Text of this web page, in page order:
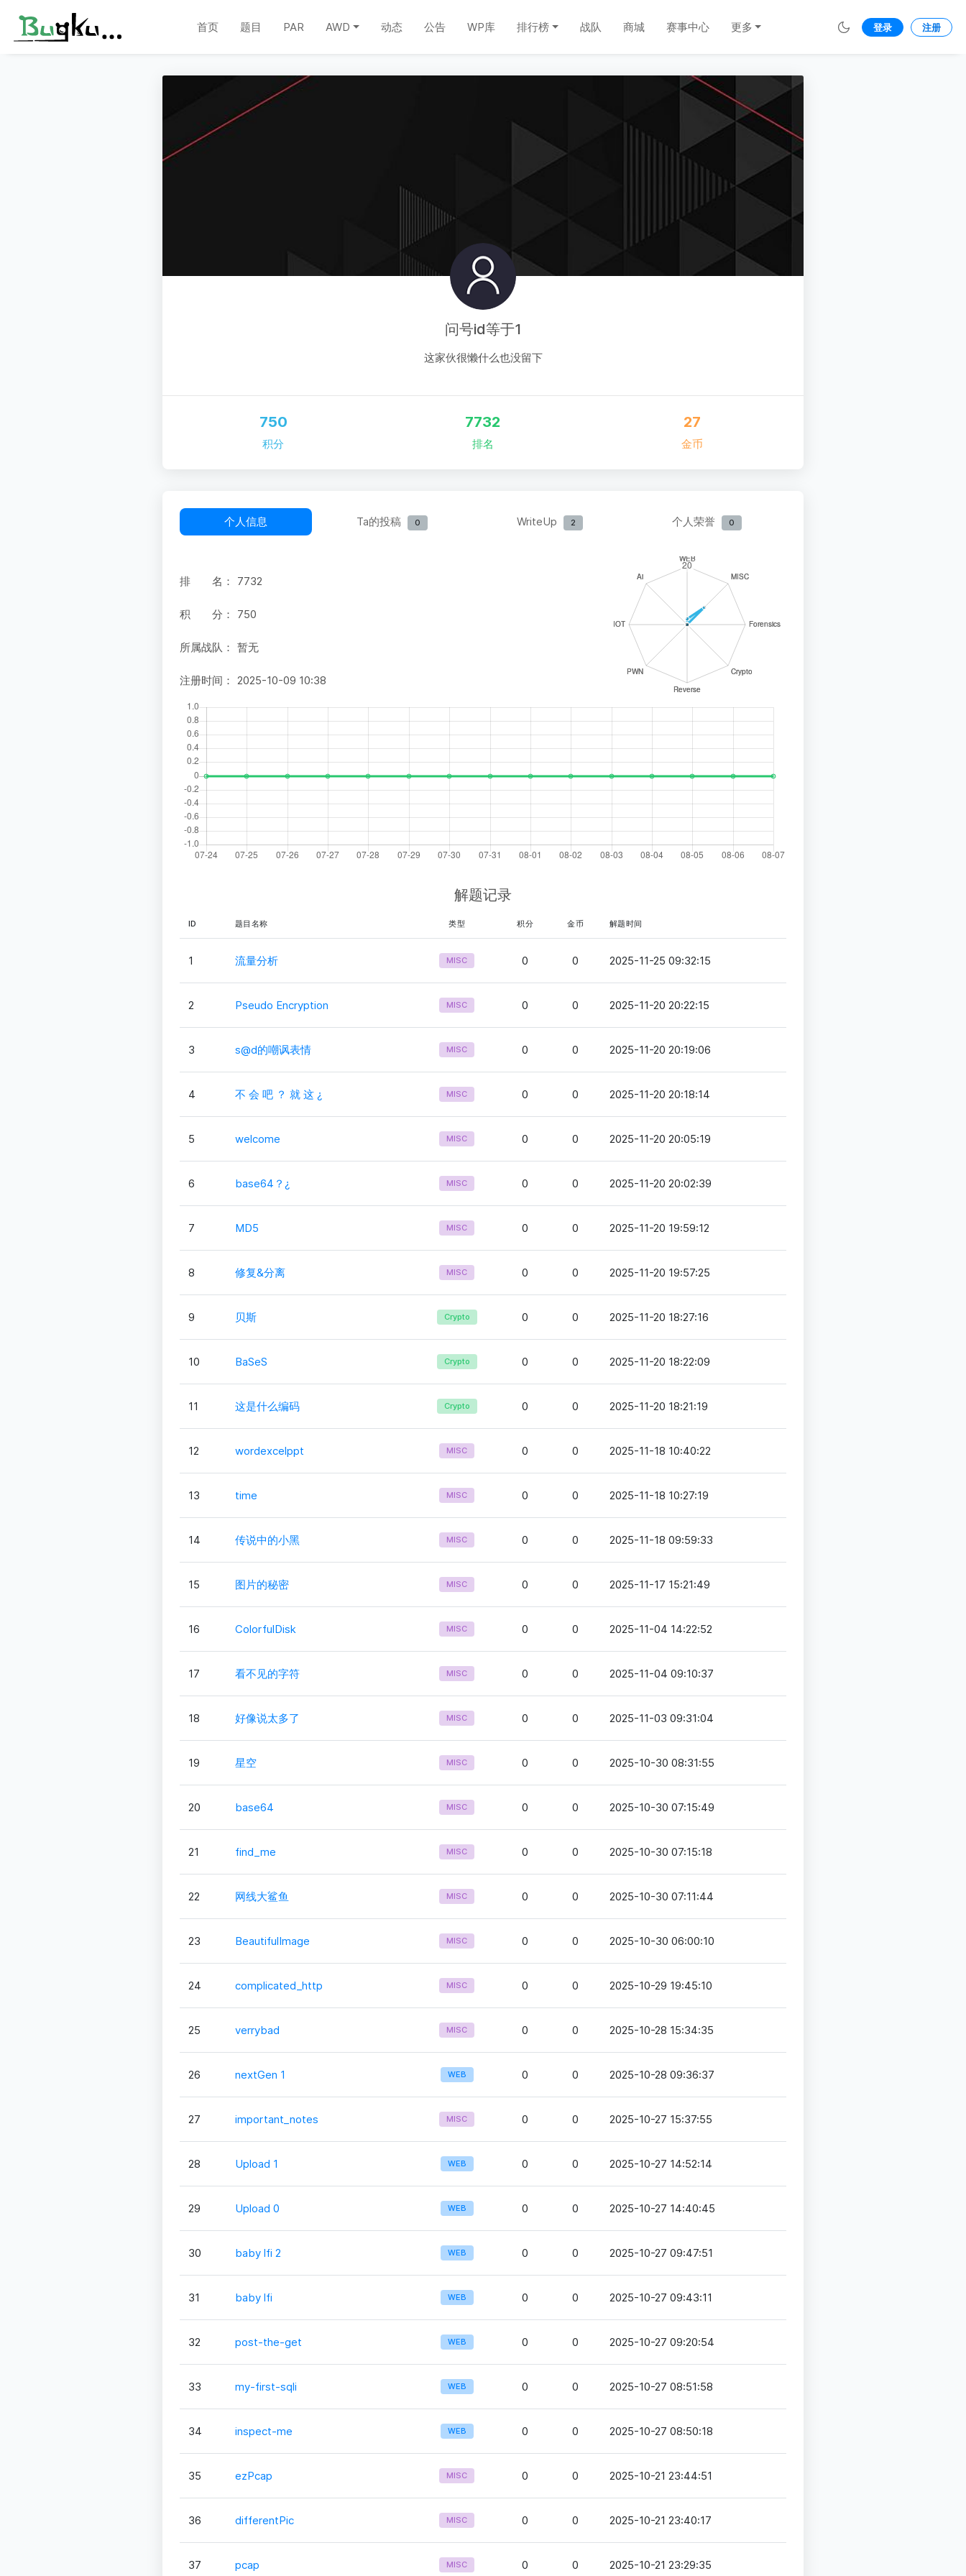
首页 题目 PAR AWD 动态 公告 WP库 排行榜 战队 商城 赛事中心 更多 登录 注册
问号id等于1
这家伙很懒什么也没留下
750
积分
7732
排名
27
金币
个人信息 Ta的投稿 0 WriteUp 2 个人荣誉 0
排 名： 7732
积 分： 750
所属战队： 暂无
注册时间： 2025-10-09 10:38
解题记录
ID 题目名称 类型 积分 金币 解题时间
1 流量分析 MISC 0 0 2025-11-25 09:32:15
2 Pseudo Encryption MISC 0 0 2025-11-20 20:22:15
3 s@d的嘲讽表情 MISC 0 0 2025-11-20 20:19:06
4 不 会 吧 ？ 就 这 ¿ MISC 0 0 2025-11-20 20:18:14
5 welcome MISC 0 0 2025-11-20 20:05:19
6 base64？¿ MISC 0 0 2025-11-20 20:02:39
7 MD5 MISC 0 0 2025-11-20 19:59:12
8 修复&分离 MISC 0 0 2025-11-20 19:57:25
9 贝斯 Crypto 0 0 2025-11-20 18:27:16
10 BaSeS Crypto 0 0 2025-11-20 18:22:09
11 这是什么编码 Crypto 0 0 2025-11-20 18:21:19
12 wordexcelppt MISC 0 0 2025-11-18 10:40:22
13 time MISC 0 0 2025-11-18 10:27:19
14 传说中的小黑 MISC 0 0 2025-11-18 09:59:33
15 图片的秘密 MISC 0 0 2025-11-17 15:21:49
16 ColorfulDisk MISC 0 0 2025-11-04 14:22:52
17 看不见的字符 MISC 0 0 2025-11-04 09:10:37
18 好像说太多了 MISC 0 0 2025-11-03 09:31:04
19 星空 MISC 0 0 2025-10-30 08:31:55
20 base64 MISC 0 0 2025-10-30 07:15:49
21 find_me MISC 0 0 2025-10-30 07:15:18
22 网线大鲨鱼 MISC 0 0 2025-10-30 07:11:44
23 BeautifulImage MISC 0 0 2025-10-30 06:00:10
24 complicated_http MISC 0 0 2025-10-29 19:45:10
25 verrybad MISC 0 0 2025-10-28 15:34:35
26 nextGen 1 WEB 0 0 2025-10-28 09:36:37
27 important_notes MISC 0 0 2025-10-27 15:37:55
28 Upload 1 WEB 0 0 2025-10-27 14:52:14
29 Upload 0 WEB 0 0 2025-10-27 14:40:45
30 baby lfi 2 WEB 0 0 2025-10-27 09:47:51
31 baby lfi WEB 0 0 2025-10-27 09:43:11
32 post-the-get WEB 0 0 2025-10-27 09:20:54
33 my-first-sqli WEB 0 0 2025-10-27 08:51:58
34 inspect-me WEB 0 0 2025-10-27 08:50:18
35 ezPcap MISC 0 0 2025-10-21 23:44:51
36 differentPic MISC 0 0 2025-10-21 23:40:17
37 pcap MISC 0 0 2025-10-21 23:29:35